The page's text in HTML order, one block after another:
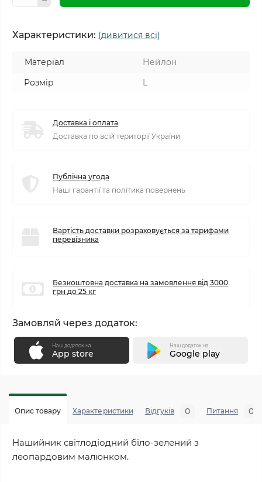
Характеристики: (дивитися всі)
Матеріал
Нейлон
Розмір
L
Доставка і оплата
Доставка по всій території України
Публічна угода
Наші гарантії та політика повернень
Вартість доставки розраховується за тарифами
перевізника
Безкоштовна доставка на замовлення від 3000
грн до 25 кг
Замовляй через додаток:
Наш додаток на
App store
Наш додаток на
Google play
Опис товару Характеристики Відгуків 0 Питання 0
Нашийник світлодіодний біло-зелений з
леопардовим малюнком.